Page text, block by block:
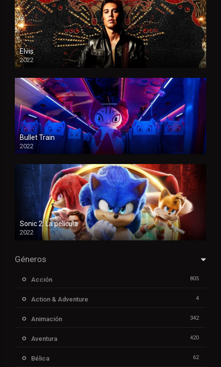
Elvis
2022
Bullet Train
2022
Sonic 2: La película
2022
Géneros
Acción 805
Action & Adventure 4
Animación 342
Aventura 420
Bélica 62